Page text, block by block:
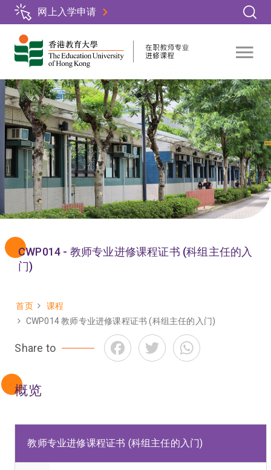
容
网上入学申请
CWP014 - 教师专业进修课程证书 (科组主任的入
门)
面
屑
首页
课程
CWP014 教师专业进修课程证书 (科组主任的入门)
Share to FacebookTwitter
概览
教师专业进修课程证书 (科组主任的入门)